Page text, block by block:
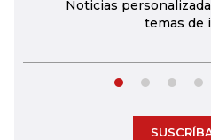
Noticias
temas de